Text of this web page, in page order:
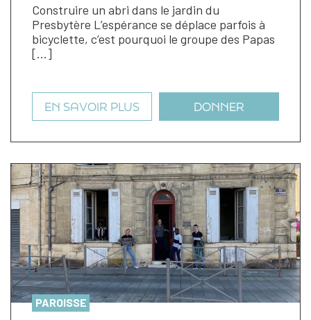
Construire un abri dans le jardin du
Presbytère L’espérance se déplace parfois à
bicyclette, c’est pourquoi le groupe des Papas
[…]
EN SAVOIR PLUS DONNER
PAROISSE